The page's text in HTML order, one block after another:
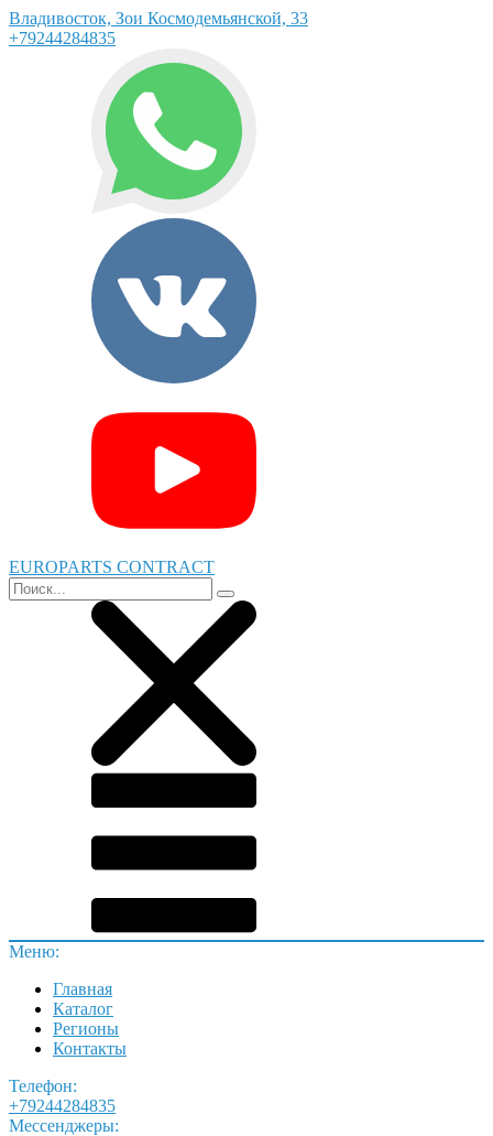
Владивосток, Зои Космодемьянской, 33
+79244284835
EUROPARTS CONTRACT
Меню:
Главная
Каталог
Регионы
Контакты
Телефон:
+79244284835
Мессенджеры: